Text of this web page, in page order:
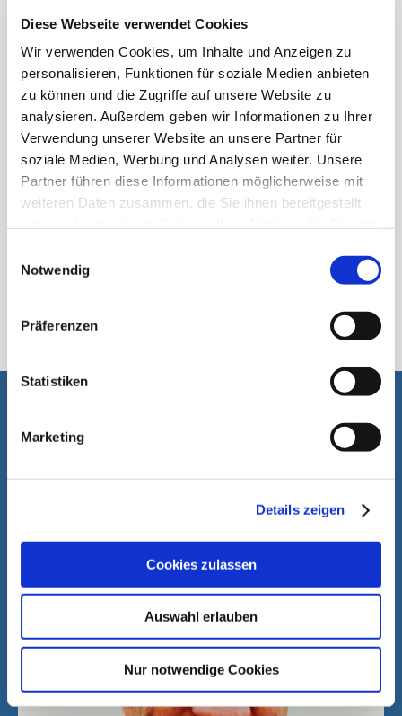
Diese Webseite verwendet Cookies
Wir verwenden Cookies, um Inhalte und Anzeigen zu
personalisieren, Funktionen für soziale Medien anbieten
zu können und die Zugriffe auf unsere Website zu
analysieren. Außerdem geben wir Informationen zu Ihrer
Verwendung unserer Website an unsere Partner für
soziale Medien, Werbung und Analysen weiter. Unsere
Partner führen diese Informationen möglicherweise mit
weiteren Daten zusammen, die Sie ihnen bereitgestellt
Notwendig
Präferenzen
Statistiken
Marketing
Details zeigen
Cookies zulassen
Auswahl erlauben
Nur notwendige Cookies
Sachet tubulaire